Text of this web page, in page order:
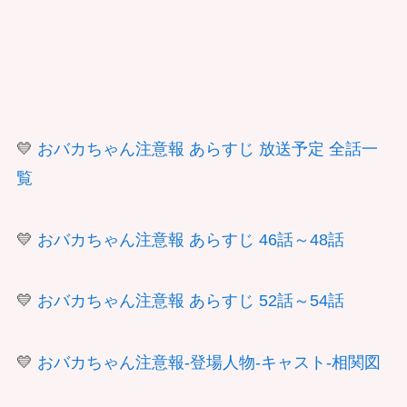
💛 おバカちゃん注意報 あらすじ 放送予定 全話一
覧
💛 おバカちゃん注意報 あらすじ 46話～48話
💛 おバカちゃん注意報 あらすじ 52話～54話
💛 おバカちゃん注意報-登場人物-キャスト-相関図